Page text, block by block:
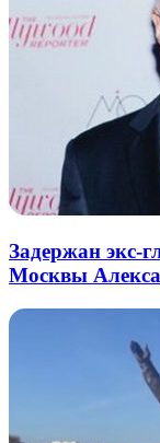
Задержан экс-
Москвы